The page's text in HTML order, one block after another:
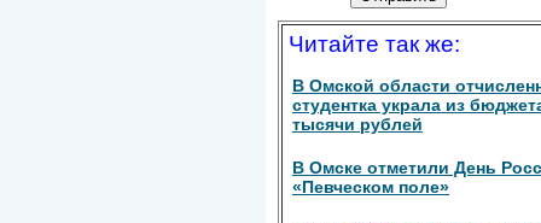
Читайте так же:
В Омской области
студентка украла из
тысячи рублей
В Омске отметили День
«Певческом поле»